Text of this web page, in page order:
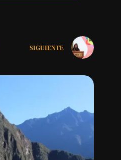
SIGUIENTE